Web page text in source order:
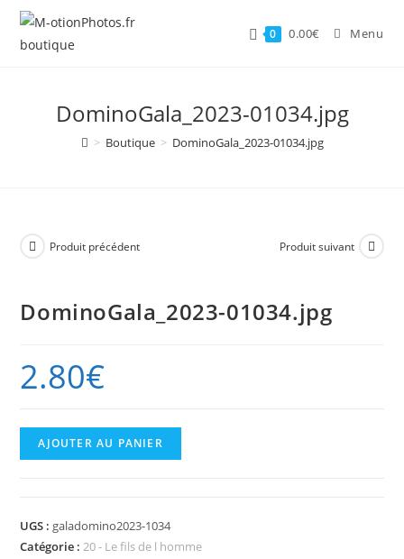
Skip
content
0 0.00€ Menu
DominoGala_2023-01034.jpg
> Boutique > DominoGala_2023-01034.jpg
Produit précédent Produit suivant
DominoGala_2023-01034.jpg
2.80€
quantité
de
AJOUTER AU PANIER
UGS : galadomino2023-1034
Catégorie :20 - Le fils de l homme